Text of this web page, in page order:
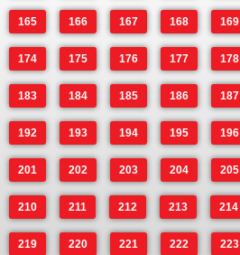
165 166 167 168 169
174 175 176 177 178
183 184 185 186 187
192 193 194 195 196
201 202 203 204 205
210 211 212 213 214
219 220 221 222 223